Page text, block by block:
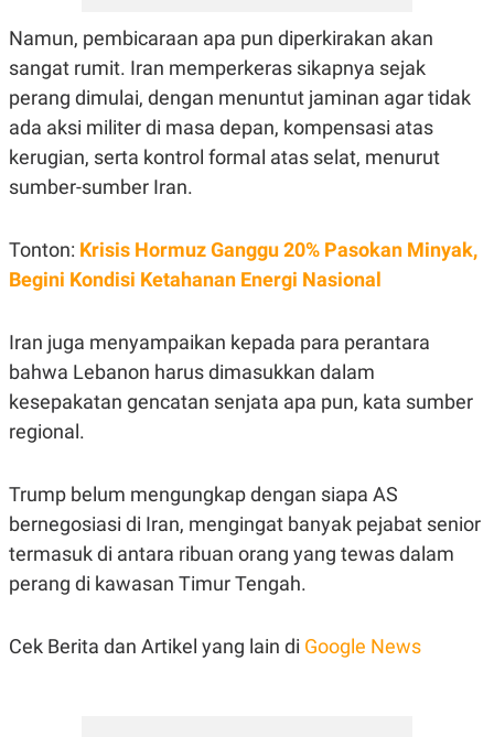
Namun, pembicaraan apa pun diperkirakan akan
sangat rumit. Iran memperkeras sikapnya sejak
perang dimulai, dengan menuntut jaminan agar tidak
ada aksi militer di masa depan, kompensasi atas
kerugian, serta kontrol formal atas selat, menurut
sumber-sumber Iran.
Tonton: Krisis Hormuz Ganggu 20% Pasokan Minyak,
Begini Kondisi Ketahanan Energi Nasional
Iran juga menyampaikan kepada para perantara
bahwa Lebanon harus dimasukkan dalam
kesepakatan gencatan senjata apa pun, kata sumber
regional.
Trump belum mengungkap dengan siapa AS
bernegosiasi di Iran, mengingat banyak pejabat senior
termasuk di antara ribuan orang yang tewas dalam
perang di kawasan Timur Tengah.
Cek Berita dan Artikel yang lain di Google News